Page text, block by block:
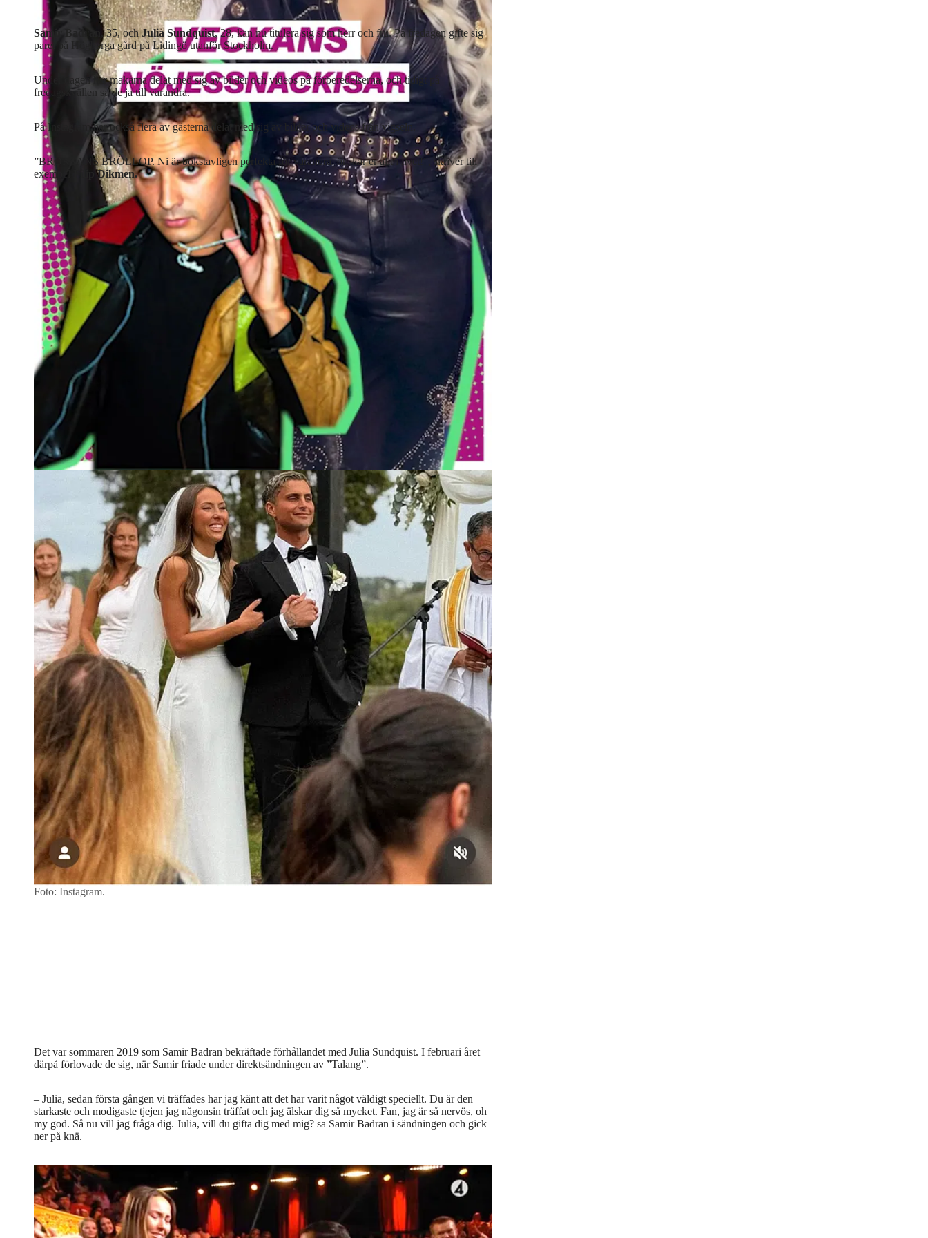
Samir Badran , 35, ochJulia Sundquist, 28, kan nu titulera sig som herr och fru. På fredagen gifte sig
paret på Högberga gård på Lidingö utanför Stockholm.
Under dagen har makarna delat med sig av bilder och videos på förberedelserna, och tidigt på
fredagskvällen sa de ja till varandra.
På Instagram har också flera av gästerna delat med sig av bilder och videos från vigseln.
”BRORSANS BRÖLLOP. Ni är bokstavligen perfekta för varandra, önskar er allt i livet!”, skriver till
exempel
Filip Dikmen.
Foto: Instagram.
Det var sommaren 2019 som Samir Badran bekräftade förhållandet med Julia Sundquist. I februari året
därpå förlovade de sig, när Samirfriade under direktsändningen av ”Talang”.
– Julia, sedan första gången vi träffades har jag känt att det har varit något väldigt speciellt. Du är den
starkaste och modigaste tjejen jag någonsin träffat och jag älskar dig så mycket. Fan, jag är så nervös, oh
my god. Så nu vill jag fråga dig. Julia, vill du gifta dig med mig? sa Samir Badran i sändningen och gick
ner på knä.